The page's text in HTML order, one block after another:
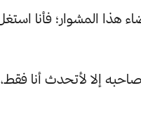
هذا المشوار؛ فأنا
إلا لأتحدث أنا